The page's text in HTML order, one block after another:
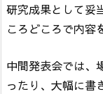
研究成果として妥
ころどころで内容
中間発表会では、
ったり、大幅に書